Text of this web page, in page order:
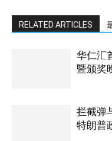
RELATED ARTICLES
华仁汇
暨颁奖
拦截弹
特朗普